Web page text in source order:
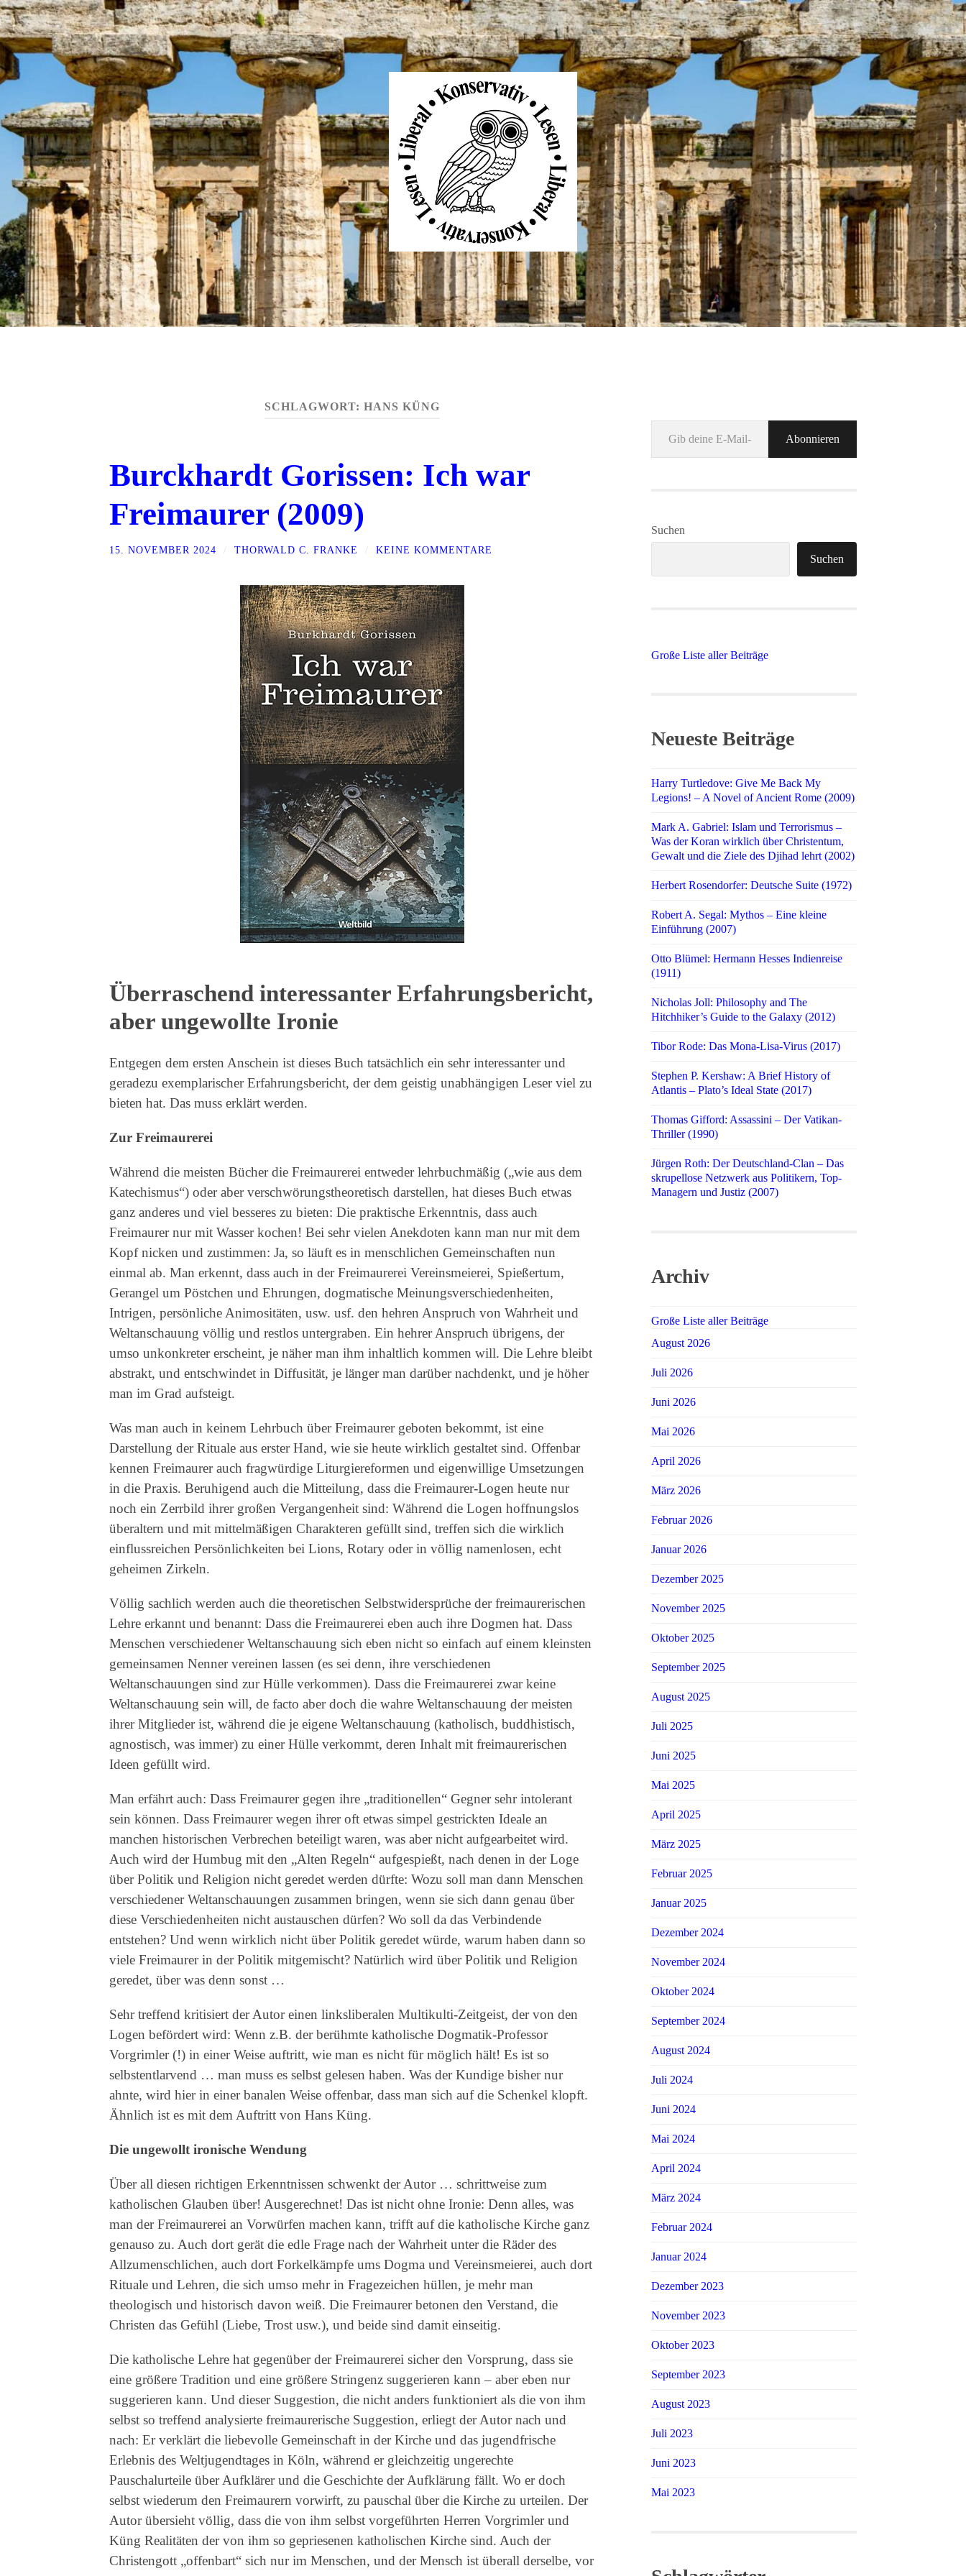
Liberal
Konservativ
Lesen
SCHLAGWORT: HANS KÜNG
Burckhardt Gorissen: Ich war
Freimaurer (2009)
15. NOVEMBER 2024 THORWALD C. FRANKE KEINE KOMMENTARE
Überraschend interessanter Erfahrungsbericht,
aber ungewollte Ironie
Entgegen dem ersten Anschein ist dieses Buch tatsächlich ein sehr interessanter und
geradezu exemplarischer Erfahrungsbericht, der dem geistig unabhängigen Leser viel zu
bieten hat. Das muss erklärt werden.
Zur Freimaurerei
Während die meisten Bücher die Freimaurerei entweder lehrbuchmäßig („wie aus dem
Katechismus“) oder aber verschwörungstheoretisch darstellen, hat dieses Buch etwas
ganz anderes und viel besseres zu bieten: Die praktische Erkenntnis, dass auch
Freimaurer nur mit Wasser kochen! Bei sehr vielen Anekdoten kann man nur mit dem
Kopf nicken und zustimmen: Ja, so läuft es in menschlichen Gemeinschaften nun
einmal ab. Man erkennt, dass auch in der Freimaurerei Vereinsmeierei, Spießertum,
Gerangel um Pöstchen und Ehrungen, dogmatische Meinungsverschiedenheiten,
Intrigen, persönliche Animositäten, usw. usf. den hehren Anspruch von Wahrheit und
Weltanschauung völlig und restlos untergraben. Ein hehrer Anspruch übrigens, der
umso unkonkreter erscheint, je näher man ihm inhaltlich kommen will. Die Lehre bleibt
abstrakt, und entschwindet in Diffusität, je länger man darüber nachdenkt, und je höher
man im Grad aufsteigt.
Was man auch in keinem Lehrbuch über Freimaurer geboten bekommt, ist eine
Darstellung der Rituale aus erster Hand, wie sie heute wirklich gestaltet sind. Offenbar
kennen Freimaurer auch fragwürdige Liturgiereformen und eigenwillige Umsetzungen
in die Praxis. Beruhigend auch die Mitteilung, dass die Freimaurer-Logen heute nur
noch ein Zerrbild ihrer großen Vergangenheit sind: Während die Logen hoffnungslos
überaltern und mit mittelmäßigen Charakteren gefüllt sind, treffen sich die wirklich
einflussreichen Persönlichkeiten bei Lions, Rotary oder in völlig namenlosen, echt
geheimen Zirkeln.
Völlig sachlich werden auch die theoretischen Selbstwidersprüche der freimaurerischen
Lehre erkannt und benannt: Dass die Freimaurerei eben auch ihre Dogmen hat. Dass
Menschen verschiedener Weltanschauung sich eben nicht so einfach auf einem kleinsten
gemeinsamen Nenner vereinen lassen (es sei denn, ihre verschiedenen
Weltanschauungen sind zur Hülle verkommen). Dass die Freimaurerei zwar keine
Weltanschauung sein will, de facto aber doch die wahre Weltanschauung der meisten
ihrer Mitglieder ist, während die je eigene Weltanschauung (katholisch, buddhistisch,
agnostisch, was immer) zu einer Hülle verkommt, deren Inhalt mit freimaurerischen
Ideen gefüllt wird.
Man erfährt auch: Dass Freimaurer gegen ihre „traditionellen“ Gegner sehr intolerant
sein können. Dass Freimaurer wegen ihrer oft etwas simpel gestrickten Ideale an
manchen historischen Verbrechen beteiligt waren, was aber nicht aufgearbeitet wird.
Auch wird der Humbug mit den „Alten Regeln“ aufgespießt, nach denen in der Loge
über Politik und Religion nicht geredet werden dürfte: Wozu soll man dann Menschen
verschiedener Weltanschauungen zusammen bringen, wenn sie sich dann genau über
diese Verschiedenheiten nicht austauschen dürfen? Wo soll da das Verbindende
entstehen? Und wenn wirklich nicht über Politik geredet würde, warum haben dann so
viele Freimaurer in der Politik mitgemischt? Natürlich wird über Politik und Religion
geredet, über was denn sonst …
Sehr treffend kritisiert der Autor einen linksliberalen Multikulti-Zeitgeist, der von den
Logen befördert wird: Wenn z.B. der berühmte katholische Dogmatik-Professor
Vorgrimler (!) in einer Weise auftritt, wie man es nicht für möglich hält! Es ist so
selbstentlarvend … man muss es selbst gelesen haben. Was der Kundige bisher nur
ahnte, wird hier in einer banalen Weise offenbar, dass man sich auf die Schenkel klopft.
Ähnlich ist es mit dem Auftritt von Hans Küng.
Die ungewollt ironische Wendung
Über all diesen richtigen Erkenntnissen schwenkt der Autor … schrittweise zum
katholischen Glauben über! Ausgerechnet! Das ist nicht ohne Ironie: Denn alles, was
man der Freimaurerei an Vorwürfen machen kann, trifft auf die katholische Kirche ganz
genauso zu. Auch dort gerät die edle Frage nach der Wahrheit unter die Räder des
Allzumenschlichen, auch dort Forkelkämpfe ums Dogma und Vereinsmeierei, auch dort
Rituale und Lehren, die sich umso mehr in Fragezeichen hüllen, je mehr man
theologisch und historisch davon weiß. Die Freimaurer betonen den Verstand, die
Christen das Gefühl (Liebe, Trost usw.), und beide sind damit einseitig.
Die katholische Lehre hat gegenüber der Freimaurerei sicher den Vorsprung, dass sie
eine größere Tradition und eine größere Stringenz suggerieren kann – aber eben nur
suggerieren kann. Und dieser Suggestion, die nicht anders funktioniert als die von ihm
selbst so treffend analysierte freimaurerische Suggestion, erliegt der Autor nach und
nach: Er verklärt die liebevolle Gemeinschaft in der Kirche und das jugendfrische
Erlebnis des Weltjugendtages in Köln, während er gleichzeitig ungerechte
Pauschalurteile über Aufklärer und die Geschichte der Aufklärung fällt. Wo er doch
selbst wiederum den Freimaurern vorwirft, zu pauschal über die Kirche zu urteilen. Der
Autor übersieht völlig, dass die von ihm selbst vorgeführten Herren Vorgrimler und
Küng Realitäten der von ihm so gepriesenen katholischen Kirche sind. Auch der
Christengott „offenbart“ sich nur im Menschen, und der Mensch ist überall derselbe, vor
Gib deine E-Mail-Adresse ein ...
Abonnieren
Suchen
Suchen
Große Liste aller Beiträge
Neueste Beiträge
Harry Turtledove: Give Me Back My
Legions! – A Novel of Ancient Rome (2009)
Mark A. Gabriel: Islam und Terrorismus –
Was der Koran wirklich über Christentum,
Gewalt und die Ziele des Djihad lehrt (2002)
Herbert Rosendorfer: Deutsche Suite (1972)
Robert A. Segal: Mythos – Eine kleine
Einführung (2007)
Otto Blümel: Hermann Hesses Indienreise
(1911)
Nicholas Joll: Philosophy and The
Hitchhiker’s Guide to the Galaxy (2012)
Tibor Rode: Das Mona-Lisa-Virus (2017)
Stephen P. Kershaw: A Brief History of
Atlantis – Plato’s Ideal State (2017)
Thomas Gifford: Assassini – Der Vatikan-
Thriller (1990)
Jürgen Roth: Der Deutschland-Clan – Das
skrupellose Netzwerk aus Politikern, Top-
Managern und Justiz (2007)
Archiv
Große Liste aller Beiträge
August 2026
Juli 2026
Juni 2026
Mai 2026
April 2026
März 2026
Februar 2026
Januar 2026
Dezember 2025
November 2025
Oktober 2025
September 2025
August 2025
Juli 2025
Juni 2025
Mai 2025
April 2025
März 2025
Februar 2025
Januar 2025
Dezember 2024
November 2024
Oktober 2024
September 2024
August 2024
Juli 2024
Juni 2024
Mai 2024
April 2024
März 2024
Februar 2024
Januar 2024
Dezember 2023
November 2023
Oktober 2023
September 2023
August 2023
Juli 2023
Juni 2023
Mai 2023